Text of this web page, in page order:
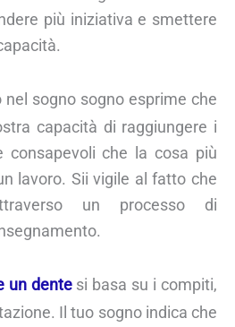
più iniziativa e smettere
nel sogno sogno esprime che
capacità di raggiungere i
consapevoli che la cosa più
lavoro. Sii vigile al fatto che
un processo di
un dentesi basa su i compiti,
Il tuo sogno indica che